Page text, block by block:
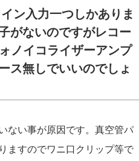
ン入力一つしかありま
がないのですがレコー
ノイコライザーアンプ
ス無しでいいのでしょ
ない事が原因です。真空管パ
ますのでワニ口クリップ等で